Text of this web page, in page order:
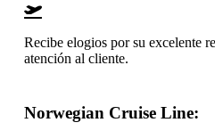
Recibe elogios por su excelente
atención al cliente.
Norwegian Cruise Line: